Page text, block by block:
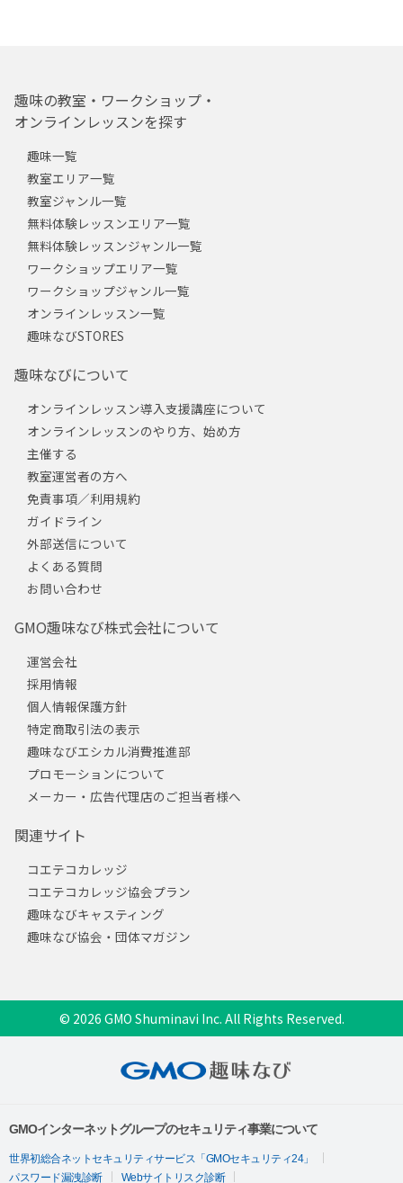
趣味の教室・ワークショップ・
オンラインレッスンを探す
趣味一覧
教室エリア一覧
教室ジャンル一覧
無料体験レッスンエリア一覧
無料体験レッスンジャンル一覧
ワークショップエリア一覧
ワークショップジャンル一覧
オンラインレッスン一覧
趣味なびSTORES
趣味なびについて
オンラインレッスン導入支援講座について
オンラインレッスンのやり方、始め方
主催する
教室運営者の方へ
免責事項／利用規約
ガイドライン
外部送信について
よくある質問
お問い合わせ
GMO趣味なび株式会社について
運営会社
採用情報
個人情報保護方針
特定商取引法の表示
趣味なびエシカル消費推進部
プロモーションについて
メーカー・広告代理店のご担当者様へ
関連サイト
コエテコカレッジ
コエテコカレッジ協会プラン
趣味なびキャスティング
趣味なび協会・団体マガジン
© 2026 GMO Shuminavi Inc. All Rights Reserved.